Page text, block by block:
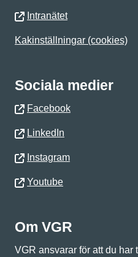
Intranätet
Kakinställningar (cookies)
Sociala medier
Facebook
LinkedIn
Instagram
Youtube
Om VGR
VGR ansvarar för att du